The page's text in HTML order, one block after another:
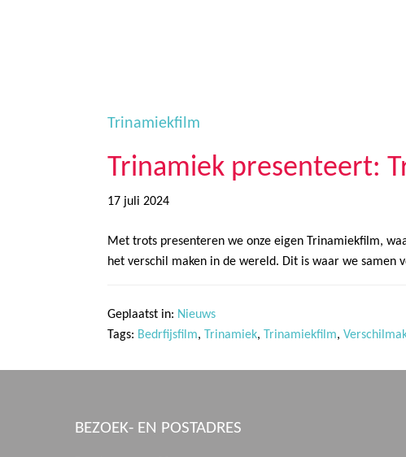
Trinamiekfilm
Trinamiek presenteert:
17 juli 2024
Met trots presenteren we onze eigen Trinamiekfilm,
het verschil maken in de wereld. Dit is waar we samen
Geplaatst in: Nieuws
Tags: Bedrfijsfilm, Trinamiek, Trinamiekfilm,
BEZOEK- EN POSTADRES